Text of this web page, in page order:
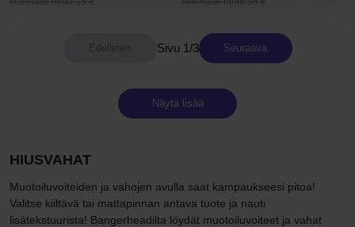
Sivu 1/3 Seuraava
Näytä lisää
HIUSVAHAT
Muotoiluvoiteiden ja vahojen avulla saat kampaukseesi pitoa!
Valitse kiiltävä tai mattapinnan antava tuote ja nauti
lisätekstuurista! Bangerheadilta löydät muotoiluvoiteet ja vahat